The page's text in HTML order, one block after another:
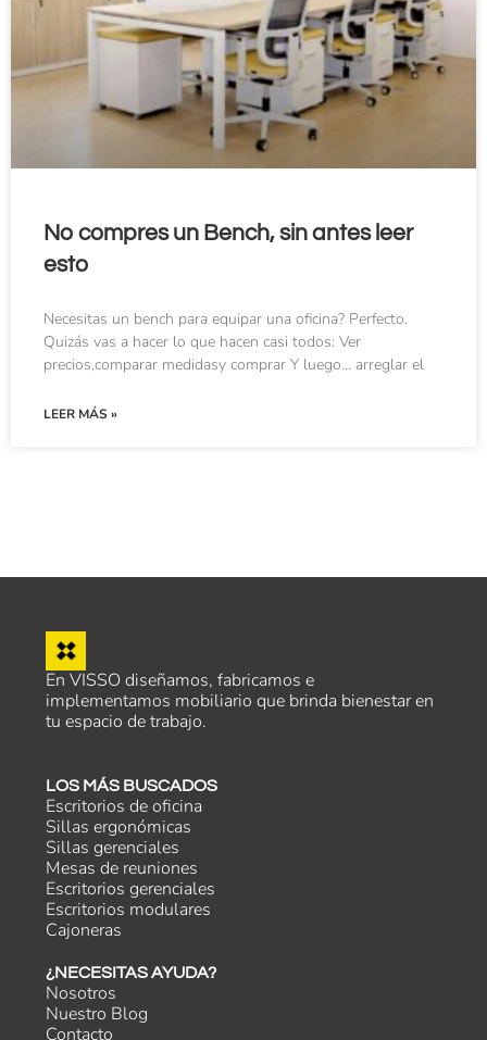
No compres un Bench, sin antes leer
esto
Necesitas un bench para equipar una oficina? Perfecto.
Quizás vas a hacer lo que hacen casi todos: Ver
precios,comparar medidasy comprar Y luego… arreglar el
LEER MÁS »
En VISSO diseñamos, fabricamos e
implementamos mobiliario que brinda bienestar en
tu espacio de trabajo.
LOS MÁS BUSCADOS
Escritorios de oficina
Sillas ergonómicas
Sillas gerenciales
Mesas de reuniones
Escritorios gerenciales
Escritorios modulares
Cajoneras
¿NECESITAS AYUDA?
Nosotros
Nuestro Blog
Contacto